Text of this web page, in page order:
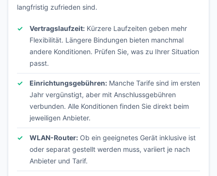
langfristig zufrieden sind.
Vertragslaufzeit: Kürzere Laufzeiten geben mehr
Flexibilität. Längere Bindungen bieten manchmal
andere Konditionen. Prüfen Sie, was zu Ihrer Situation
passt.
Einrichtungsgebühren: Manche Tarife sind im ersten
Jahr vergünstigt, aber mit Anschlussgebühren
verbunden. Alle Konditionen finden Sie direkt beim
jeweiligen Anbieter.
WLAN-Router: Ob ein geeignetes Gerät inklusive ist
oder separat gestellt werden muss, variiert je nach
Anbieter und Tarif.